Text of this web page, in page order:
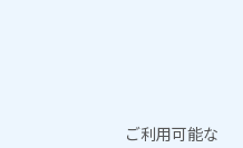
ご利用可能な